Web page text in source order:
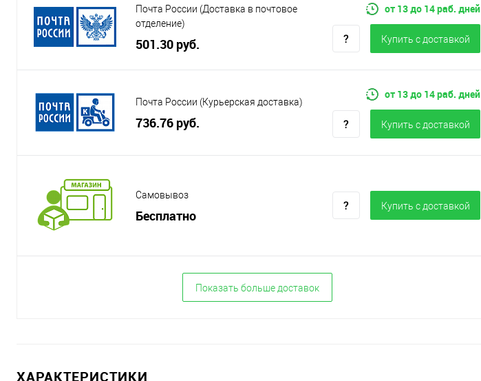
Почта России (Доставка в почтовое
отделение)
501.30 руб.
от 13 до 14 раб. дней
Купить c доставкой
Почта России (Курьерская доставка)
736.76 руб.
от 13 до 14 раб. дней
Купить c доставкой
Самовывоз
Бесплатно
Купить c доставкой
Показать больше доставок
ХАРАКТЕРИСТИКИ